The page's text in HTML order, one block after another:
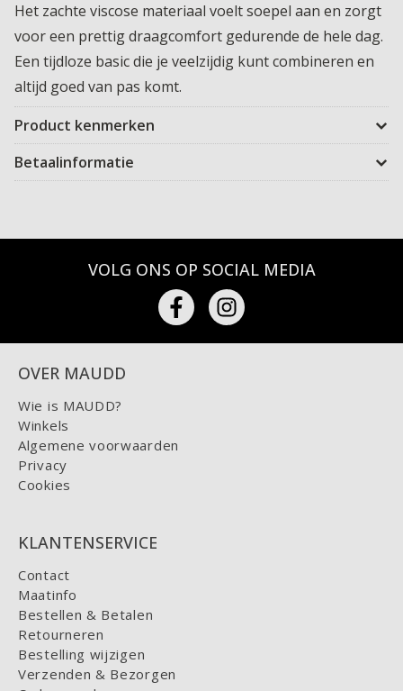
Het zachte viscose materiaal voelt soepel aan en zorgt
voor een prettig draagcomfort gedurende de hele dag.
Een tijdloze basic die je veelzijdig kunt combineren en
altijd goed van pas komt.
Product kenmerken
Betaalinformatie
VOLG ONS OP SOCIAL MEDIA
OVER MAUDD
Wie is MAUDD?
Winkels
Algemene voorwaarden
Privacy
Cookies
KLANTENSERVICE
Contact
Maatinfo
Bestellen & Betalen
Retourneren
Bestelling wijzigen
Verzenden & Bezorgen